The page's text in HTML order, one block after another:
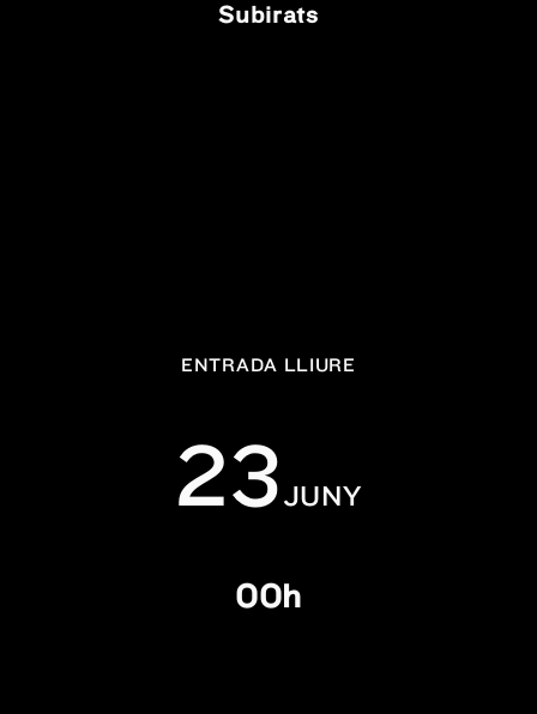
Subirats
ENTRADA LLIURE
23JUNY
00h